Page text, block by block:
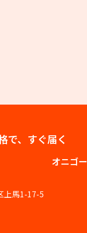
で、すぐ届く
オニゴー
上馬1-17-5